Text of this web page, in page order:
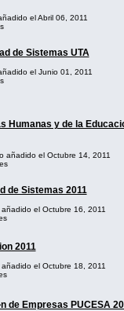
el Abril 06, 2011
de Sistemas UTA
el Junio 01, 2011
Humanas y de la
añadido el Octubre 14, 2011
de Sistemas 2011
añadido el Octubre 16, 2011
2011
añadido el Octubre 18, 2011
Empresas PUCESA